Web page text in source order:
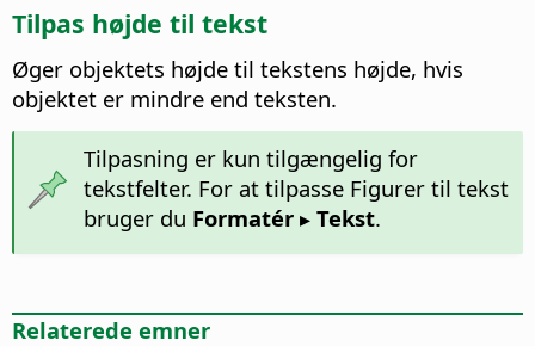
Tilpas højde til tekst
Øger objektets højde til tekstens højde, hvis
objektet er mindre end teksten.
Tilpasning er kun tilgængelig for
tekstfelter. For at tilpasse Figurer til tekst
bruger du Formatér ▸ Tekst.
Relaterede emner